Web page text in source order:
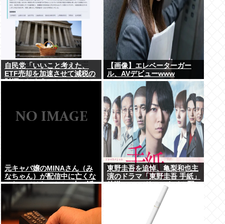
自民党「いいこと考えた、
ETF売却を加速させて減税の
財源にしよう」
【画像】エレベーターガー
ル、AVデビューwww
元キャバ嬢のMINAさん（み
なちゃん）が配信中に亡くな
ったのではないかとX上で話
題に（※動画あり）
東野圭吾を追悼、亀梨和也主
演のドラマ「東野圭吾 手紙」
放送 TVerでリアルタイム配